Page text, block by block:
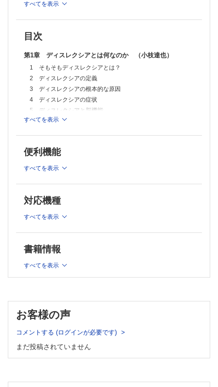
ひらがな直音音読検査の実施方法
索引
すべてを表示
目次
第1章 ディスレクシアとは何なのか （小枝達也）
1 そもそもディスレクシアとは？
2 ディスレクシアの定義
3 ディスレクシアの根本的な原因
4 ディスレクシアの症状
5 ディスレクシアと脳機能
6 ディスレクシアの診断
1 T式ひらがな音読支援の概要 （小枝達也）
1）そもそもＴ式ひらがな音読支援ってなに？
2 2段階方式による音読指導
2）解読指導 （小枝達也）
3）語彙指導 （小枝達也／関あゆみ）
第3章 T式ひらがな音読支援の実際
1 2段階方式による音読指導の実際 （小枝達也）
1）解読指導の実際
1）1年時の検査と指導（段階Ⅰ・Ⅱ）
2）2年時の検査と指導（段階Ⅲ）
巻末資料
1 解読指導原法（文字カード）
すべてを表示
便利機能
すべてを表示
対応機種
すべてを表示
書籍情報
すべてを表示
お客様の声
コメントする (ログインが必要です)
まだ投稿されていません